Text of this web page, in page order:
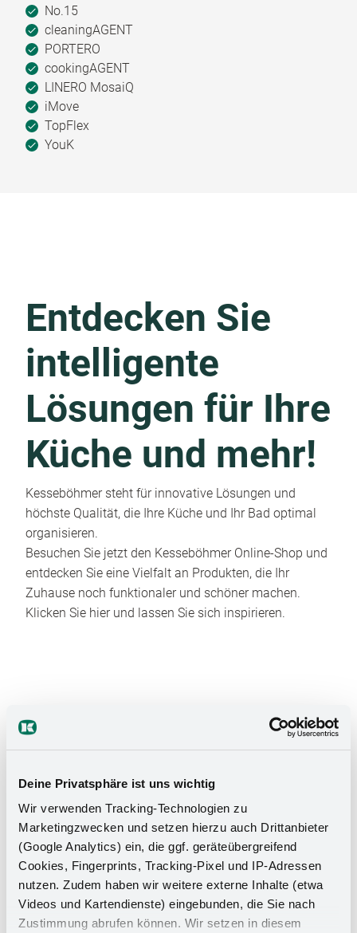
Deine Privatsphäre ist uns wichtig
Wir verwenden Tracking-Technologien zu
Marketingzwecken und setzen hierzu auch Drittanbieter
(Google Analytics) ein, die ggf. geräteübergreifend
Cookies, Fingerprints, Tracking-Pixel und IP-Adressen
nutzen. Zudem haben wir weitere externe Inhalte (etwa
Videos und Kartendienste) eingebunden, die Sie nach
Zustimmung abrufen können. Wir setzen in diesem
No.15
cleaningAGENT
PORTERO
cookingAGENT
LINERO MosaiQ
iMove
TopFlex
YouK
Entdecken Sie
intelligente
Lösungen für Ihre
Küche und mehr!
Kesseböhmer steht für innovative Lösungen und
höchste Qualität, die Ihre Küche und Ihr Bad optimal
organisieren.
Besuchen Sie jetzt den Kesseböhmer Online-Shop und
entdecken Sie eine Vielfalt an Produkten, die Ihr
Zuhause noch funktionaler und schöner machen.
Klicken Sie hier und lassen Sie sich inspirieren.
Das Stauraumwunder für Ihr
Badezimmer